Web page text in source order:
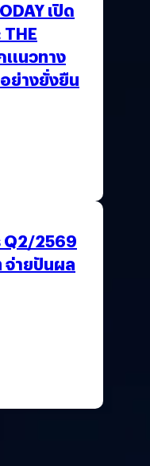
เปิด
แนวทาง
ย่างยั่งยืน
Q2/2569
จ่ายปันผล